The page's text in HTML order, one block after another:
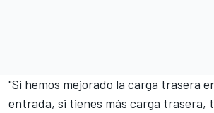
"Si hemos mejorado la carga trasera
entrada, si tienes más carga trasera,